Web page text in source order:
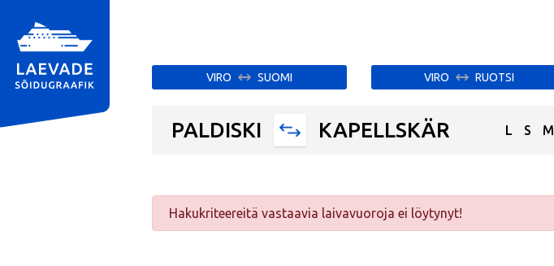
VIRO SUOMI VIRO RUOTSI
PALDISKI KAPELLSKÄR L S M
Hakukriteereitä vastaavia laivavuoroja ei löytynyt!